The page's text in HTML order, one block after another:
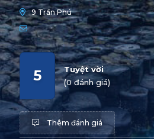
9 Trần Phú
Tuyệt vời
(0 đánh giá)
5
Thêm đánh giá